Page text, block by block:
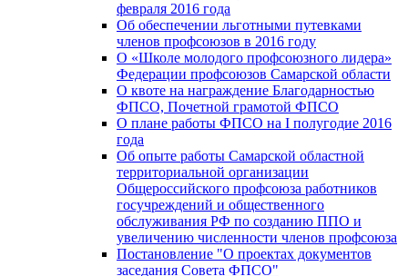
февраля 2016 года
Об обеспечении льготными путевками
членов профсоюзов в 2016 году
О «Школе молодого профсоюзного лидера»
Федерации профсоюзов Самарской области
О квоте на награждение Благодарностью
ФПСО, Почетной грамотой ФПСО
О плане работы ФПСО на I полугодие 2016
года
Об опыте работы Самарской областной
территориальной организации
Общероссийского профсоюза работников
госучреждений и общественного
обслуживания РФ по созданию ППО и
увеличению численности членов профсоюза
Постановление "О проектах документов
заседания Совета ФПСО"